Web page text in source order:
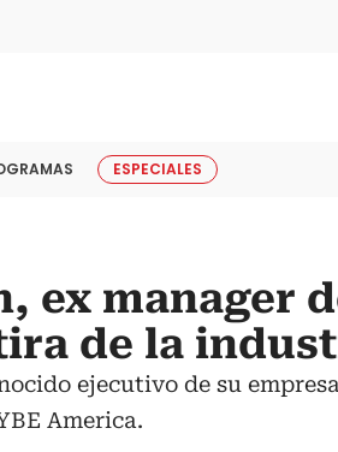
ESPECIALES
ex manager
de la
ejecutivo de su
America.